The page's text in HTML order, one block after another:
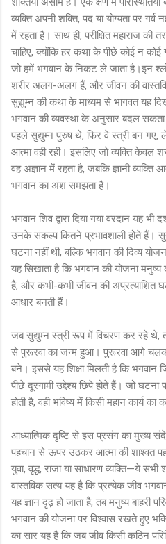
व्यक्ति अपनी शक्ति, पद या योग्यता पर
में रहता है। साथ ही, परीक्षित महाराज की
चाहिए, क्योंकि हर कथा के पीछे कोई न कोई
जो हमें भगवान के निकट ले जाता है।इन
शरीर अलग-अलग हैं, और जीवन की
सुद्युम्न की कथा के माध्यम से भागवत यह
भगवान की व्यवस्था के अनुसार बदल सकता
पहले सुद्युम्न पुरुष थे, फिर वे स्त्री बन गए,
आत्मा वही रही। इसलिए जो व्यक्ति केवल
वह अज्ञान में रहता है, जबकि ज्ञानी
भगवान का अंश समझता है।
भगवान शिव द्वारा दिया गया वरदान यह
उनके संकल्प कितने प्रभावशाली होते हैं।
घटना नहीं थी, बल्कि भगवान की दिव्य
यह सिखाता है कि भगवान की योजना
है, और कभी-कभी जीवन की अप्रत्याशित
आधार बनती हैं।
जब सुद्युम्न स्त्री रूप में विचरण कर रहे
से पुरूरवा का जन्म हुआ। पुरूरवा आगे
बने। इससे यह शिक्षा मिलती है कि
पीछे दूरगामी उद्देश्य छिपे होते हैं। जो घटना
होती है, वही भविष्य में किसी महान कार्य
आध्यात्मिक दृष्टि से इस प्रसंग का मुख्य
पहचान से ऊपर उठकर आत्मा की शाश्वत
युवा, वृद्ध, राजा या साधारण व्यक्ति—ये
वास्तविक सत्य यह है कि प्रत्येक जीव
यह ज्ञान दृढ़ हो जाता है, तब मनुष्य बाहरी
भगवान की योजना पर विश्वास रखते हुए
का सार यह है कि जब जीव किसी कठिन